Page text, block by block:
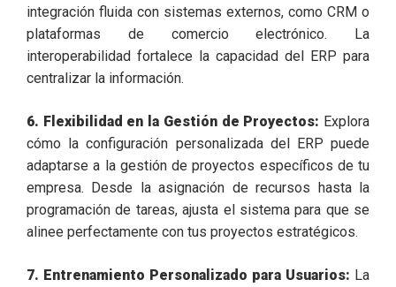
integración fluida con sistemas externos, como CRM o
plataformas de comercio electrónico. La
interoperabilidad fortalece la capacidad del ERP para
centralizar la información.
6. Flexibilidad en la Gestión de Proyectos: Explora
cómo la configuración personalizada del ERP puede
adaptarse a la gestión de proyectos específicos de tu
empresa. Desde la asignación de recursos hasta la
programación de tareas, ajusta el sistema para que se
alinee perfectamente con tus proyectos estratégicos.
7. Entrenamiento Personalizado para Usuarios: La